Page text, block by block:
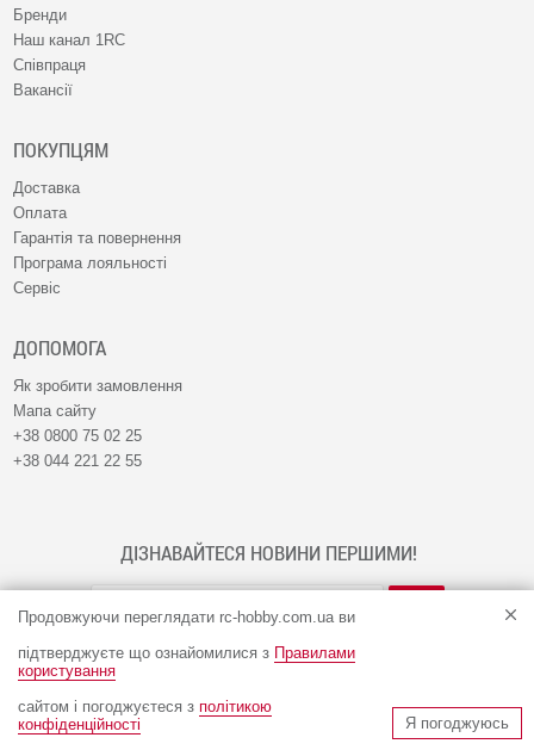
Продовжуючи переглядати rc-hobby.com.ua ви
підтверджуєте що ознайомилися з Правилами
користування
сайтом і погоджуєтеся з політикою
конфіденційності
Я погоджуюсь
Бренди
Наш канал 1RC
Співпраця
Вакансії
ПОКУПЦЯМ
Доставка
Оплата
Гарантія та повернення
Програма лояльності
Сервіс
ДОПОМОГА
Як зробити замовлення
Мапа сайту
+38 0800 75 02 25
+38 044 221 22 55
ДІЗНАВАЙТЕСЯ НОВИНИ ПЕРШИМИ!
© Інтернет-магазин RC-HOBBY 2009 - 2026